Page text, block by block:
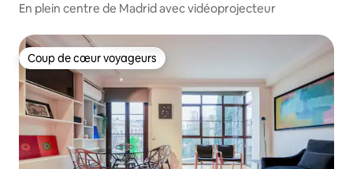
En plein centre de Madrid avec vidéoprojecteur
Coup de cœur voyageurs
Coup de cœur voyageurs